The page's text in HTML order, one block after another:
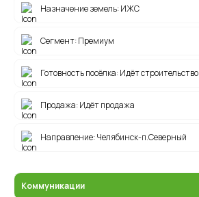
Назначение земель: ИЖС
Сегмент: Премиум
Готовность посёлка: Идёт строительство
Продажа: Идёт продажа
Направление: Челябинск-п.Северный
Коммуникации